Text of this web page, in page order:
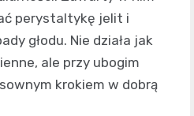
perystaltykę jelit i
głodu. Nie działa jak
ale przy ubogim
krokiem w dobrą